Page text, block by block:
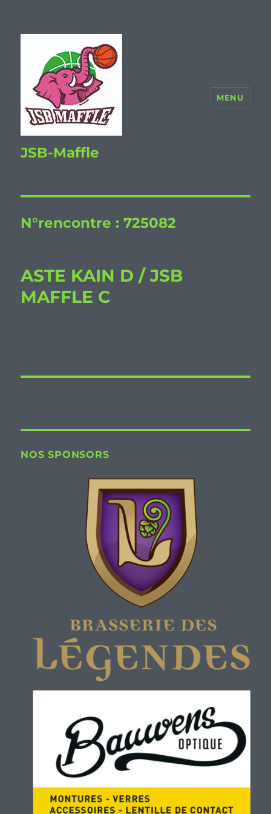
JSB-Maffle
MENU
N°rencontre :725082
ASTE KAIN D / JSB
MAFFLE C
NOS SPONSORS